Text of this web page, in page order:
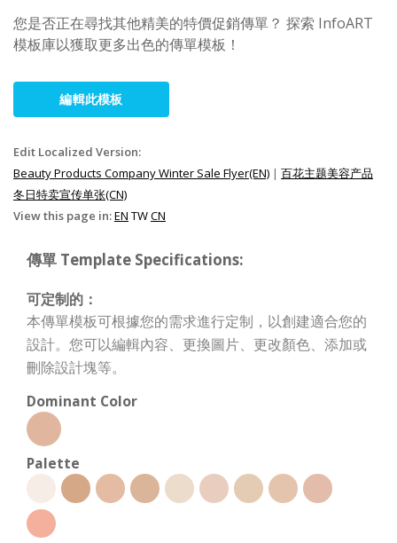
您是否正在尋找其他精美的特價促銷傳單？ 探索 InfoART
模板庫以獲取更多出色的傳單模板！
編輯此模板
Edit Localized Version:
Beauty Products Company Winter Sale Flyer(EN) | 百花主题美容产品
冬日特卖宣传单张(CN)
View this page in:EN TWCN
傳單 Template Specifications:
可定制的：
本傳單模板可根據您的需求進行定制，以創建適合您的
設計。您可以編輯內容、更換圖片、更改顏色、添加或
刪除設計塊等。
Dominant Color
Palette